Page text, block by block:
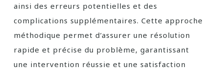
ainsi des erreurs potentielles et des
complications supplémentaires. Cette approche
méthodique permet d’assurer une résolution
rapide et précise du problème, garantissant
une intervention réussie et une satisfaction